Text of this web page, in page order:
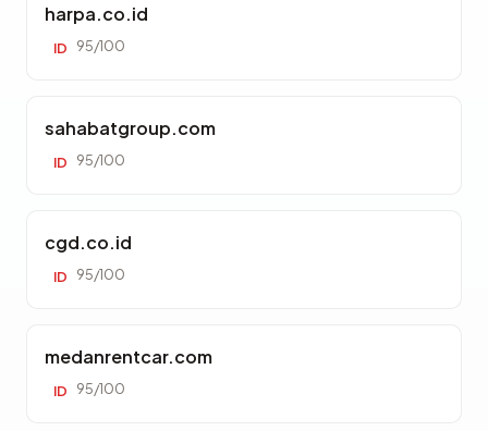
harpa.co.id
ID 95/100
sahabatgroup.com
ID 95/100
cgd.co.id
ID 95/100
medanrentcar.com
ID 95/100